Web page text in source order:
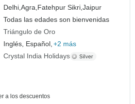
Delhi,Agra, Fatehpur Sikri,Jaipur
Todas las edades son bienvenidas
Triángulo de Oro
Inglés, Español, +2 más
Crystal India Holidays
a los descuentos